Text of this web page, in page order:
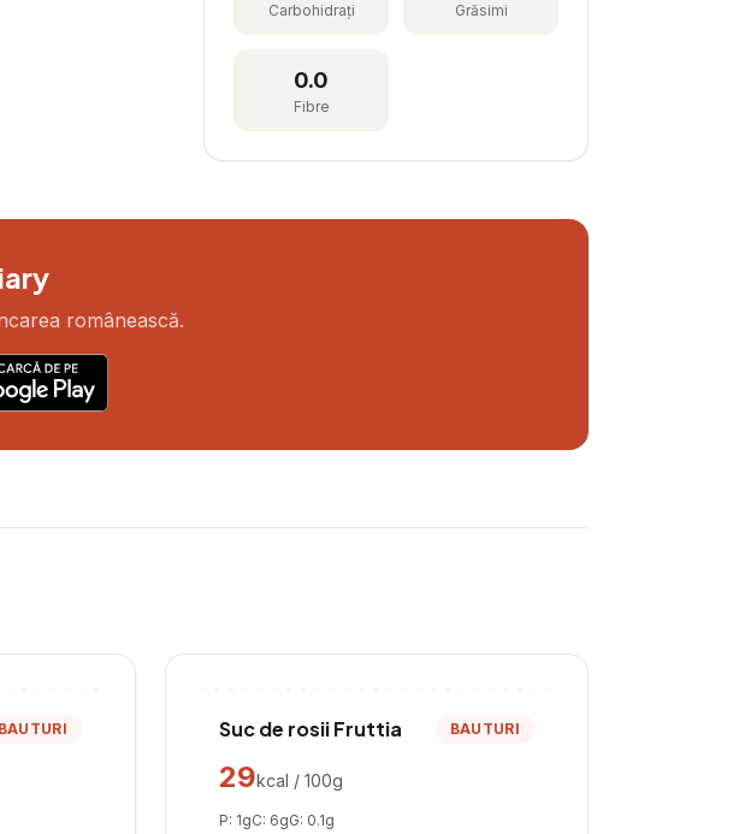
Carbohidrați Grăsimi
0.0
Fibre
românească.
BAUTURI Suc de rosii Fruttia BAUTURI
29kcal / 100g
P: 1gC: 6gG: 0.1g